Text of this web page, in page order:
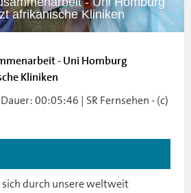
afrikanische Kliniken
- Uni Homburg
Kliniken
00:05:46 | SR Fernsehen - (c)
durch unsere weltweit